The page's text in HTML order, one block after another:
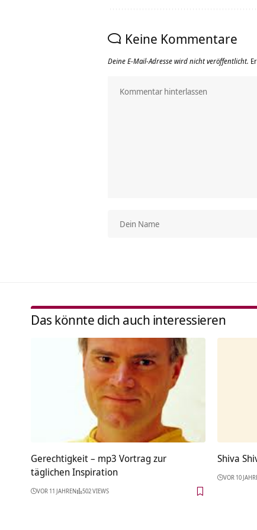
Keine Kommentare
Deine E-Mail-Adresse wird nicht veröffentlicht.
Das könnte dich auch interessieren
Gerechtigkeit – mp3 Vortrag zur
täglichen Inspiration
VOR 11 JAHREN 502 VIEWS
Shiva
VOR 10